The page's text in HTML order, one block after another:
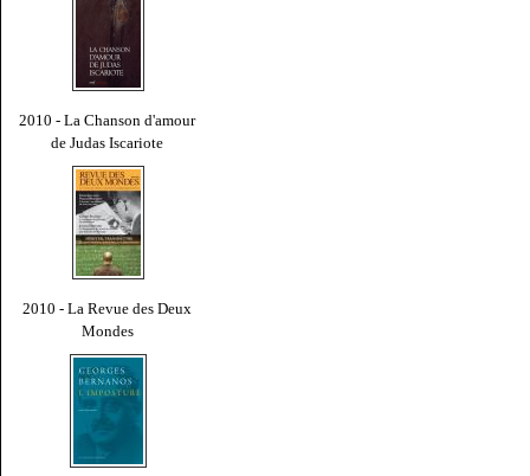
2010 - La Chanson d'amour
de Judas Iscariote
2010 - La Revue des Deux
Mondes